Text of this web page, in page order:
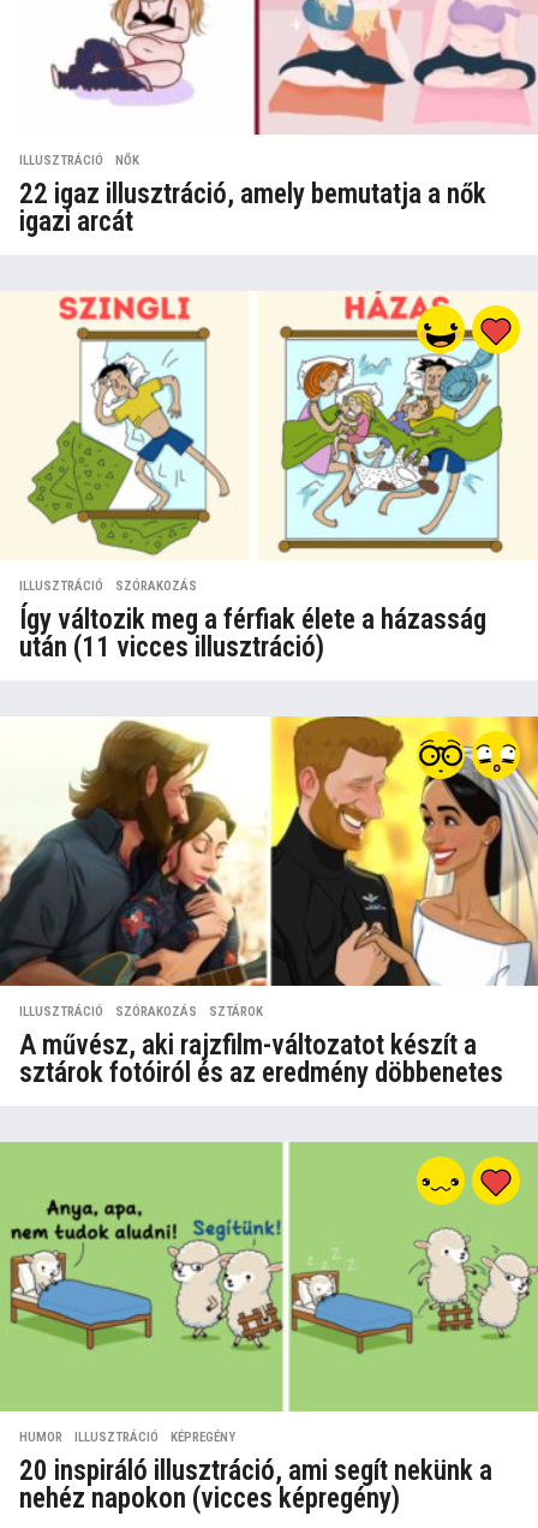
ILLUSZTRÁCIÓ ,NŐK
22 igaz illusztráció, amely bemutatja a nők
igazi arcát
ILLUSZTRÁCIÓ ,SZÓRAKOZÁS
Így változik meg a férfiak élete a házasság
után (11 vicces illusztráció)
ILLUSZTRÁCIÓ ,SZÓRAKOZÁS ,SZTÁROK
A művész, aki rajzfilm-változatot készít a
sztárok fotóiról és az eredmény döbbenetes
HUMOR ,ILLUSZTRÁCIÓ ,KÉPREGÉNY
20 inspiráló illusztráció, ami segít nekünk a
nehéz napokon (vicces képregény)